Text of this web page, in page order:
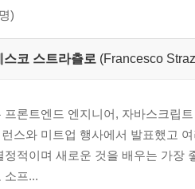
델
모니터링
성능 위젯
렌더링
)
스코 스트라츨로 (Francesco
프론트엔드 엔지니어, 자바스크립
스와 미트업 행사에서 발표했고
정적이며 새로운 것을 배우는 가장
소프...